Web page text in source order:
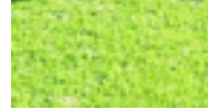
Helan x Genoa
Isolani x Genoa
Gift Card Online Store